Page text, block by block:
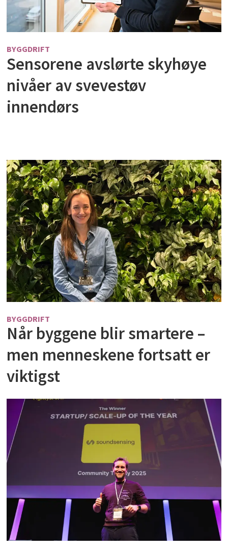
BYGGDRIFT
Sensorene avslørte skyhøye
nivåer av svevestøv
innendørs
BYGGDRIFT
Når byggene blir smartere –
men menneskene fortsatt er
viktigst